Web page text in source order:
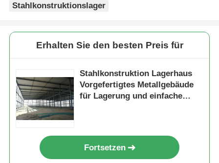
Stahlkonstruktionslager
Erhalten Sie den besten Preis für
Stahlkonstruktion Lagerhaus
Vorgefertigtes Metallgebäude
für Lagerung und einfache
Fortsetzen